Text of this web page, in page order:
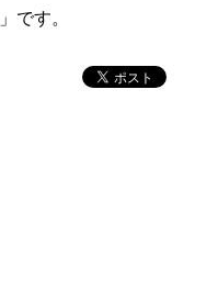
」です。